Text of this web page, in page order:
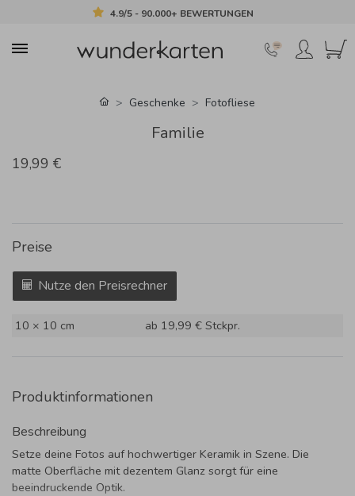
4.9/5 - 90.000+ BEWERTUNGEN
Geschenke Fotofliese
Familie
19,99 €
Preise
Nutze den Preisrechner
10 × 10 cm ab 19,99 € Stckpr.
Produktinformationen
Beschreibung
Setze deine Fotos auf hochwertiger Keramik in Szene. Die
matte Oberfläche mit dezentem Glanz sorgt für eine
beeindruckende Optik.